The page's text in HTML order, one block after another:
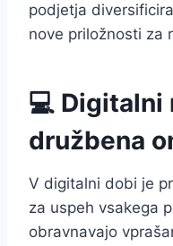
podjetja
nove priložnosti za
💻 Digitalni
družbena
V digitalni dobi je
za uspeh vsakega
obravnavajo